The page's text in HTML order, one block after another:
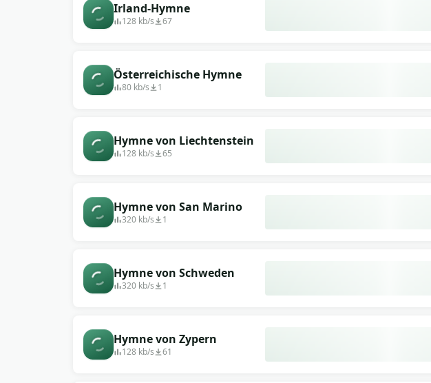
Irland-Hymne
128 kb/s 67
Österreichische Hymne
80 kb/s 1
Hymne von Liechtenstein
128 kb/s 65
Hymne von San Marino
320 kb/s 1
Hymne von Schweden
320 kb/s 1
Hymne von Zypern
128 kb/s 61